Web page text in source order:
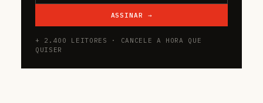
ASSINAR →
+ 2.400 LEITORES · CANCELE A HORA QUE
QUISER